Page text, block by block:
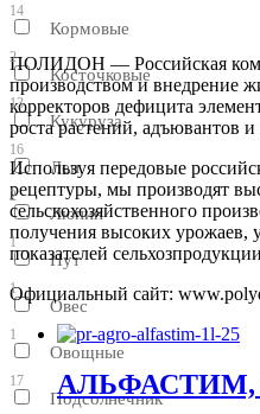
14
Кормовые
2
Косточковые
13
Кукуруза
16
Лен
2
Люпин
1
Нут
1
Овес
1
Овощные
17
Подсолнечник
ПОЛИДОН — Российская
производством и внедрение
корректоров дефицита
роста растений, адъювантов
Используя передовые
рецептуры, мы производят
сельскохозяйственного
получения высоких урожаев,
показателей
Официальный сайт:
АЛЬФАСТИМ,